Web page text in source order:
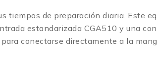
tiempos de preparación diaria. Este
estandarizada CGA510 y una
conectarse directamente a la